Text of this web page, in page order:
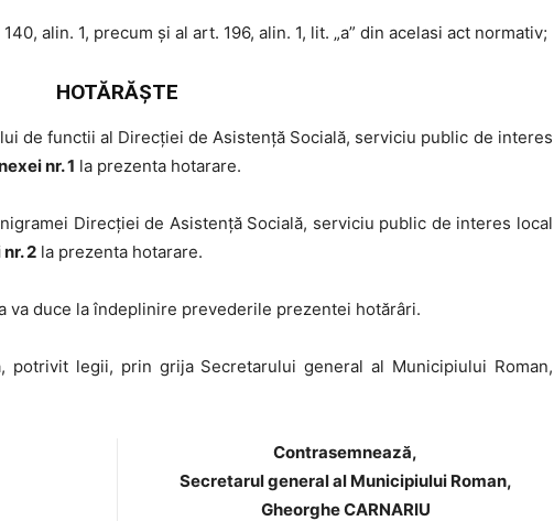
alin. 1, precum și al art. 196, alin. 1, lit. „a” din acelasi act normativ;
HOTĂRĂŞTE
de functii al Direcției de Asistență Socială, serviciu public de interes
nr. 1 la prezenta hotarare.
Direcției de Asistență Socială, serviciu public de interes local
2 la prezenta hotarare.
va duce la îndeplinire prevederile prezentei hotărâri.
potrivit legii, prin grija Secretarului general al Municipiului Roman,
Contrasemnează,
Secretarul general al Municipiului Roman,
Gheorghe CARNARIU